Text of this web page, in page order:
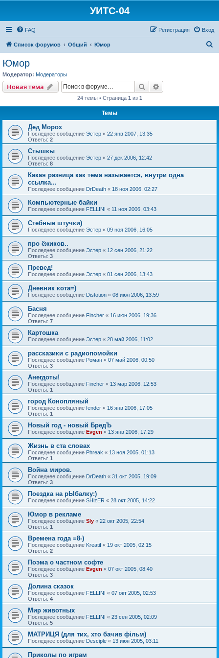
УИТС-04
FAQ Вход
Регистрация
Список форумов Общий Юмор
Юмор
Модератор: Модераторы
Новая тема Поиск
24 темы • Страница 1 из 1
Темы
Дед Мороз
Последнее сообщение Эстер « 22 янв 2007, 13:35
Ответы: 2
Стышкы
Последнее сообщение Эстер « 27 дек 2006, 12:42
Ответы: 8
Какая разница как тема называется, внутри одна
ссылка...
Последнее сообщение DrDeath « 18 ноя 2006, 02:27
Компьютерные байки
Последнее сообщение FELLINI « 11 ноя 2006, 03:43
Стебные штучки)
Последнее сообщение Эстер « 09 ноя 2006, 16:05
про ёжиков..
Последнее сообщение Эстер « 12 сен 2006, 21:22
Ответы: 3
Превед!
Последнее сообщение Эстер « 01 сен 2006, 13:43
Дневник кота=)
Последнее сообщение Distotion « 08 июл 2006, 13:59
Басня
Последнее сообщение Fincher « 16 июн 2006, 19:36
Ответы: 7
Картошка
Последнее сообщение Эстер « 28 май 2006, 11:02
рассказики с радиопомойки
Последнее сообщение Роман « 07 май 2006, 00:50
Ответы: 3
Анегдоты!
Последнее сообщение Fincher « 13 мар 2006, 12:53
Ответы: 1
город Конопляный
Последнее сообщение fender « 16 янв 2006, 17:05
Ответы: 1
Новый год - новый БредЪ
Последнее сообщение Evgen « 13 янв 2006, 17:29
Жизнь в ста словах
Последнее сообщение Phreak « 13 ноя 2005, 01:13
Ответы: 1
Война миров.
Последнее сообщение DrDeath « 31 окт 2005, 19:09
Ответы: 3
Поездка на рЫбалку:)
Последнее сообщение SHizER « 28 окт 2005, 14:22
Юмор в рекламе
Последнее сообщение Sly « 22 окт 2005, 22:54
Ответы: 1
Времена года =8-)
Последнее сообщение Kreatif « 19 окт 2005, 02:15
Ответы: 2
Поэма о частном софте
Последнее сообщение Evgen « 07 окт 2005, 08:40
Ответы: 3
Долина сказок
Последнее сообщение FELLINI « 07 окт 2005, 02:53
Ответы: 4
Мир животных
Последнее сообщение FELLINI « 23 сен 2005, 02:09
Ответы: 5
МАТРИЦЯ (для тих, хто бачив фільм)
Последнее сообщение Desciple « 13 июн 2005, 03:11
Приколы по играм